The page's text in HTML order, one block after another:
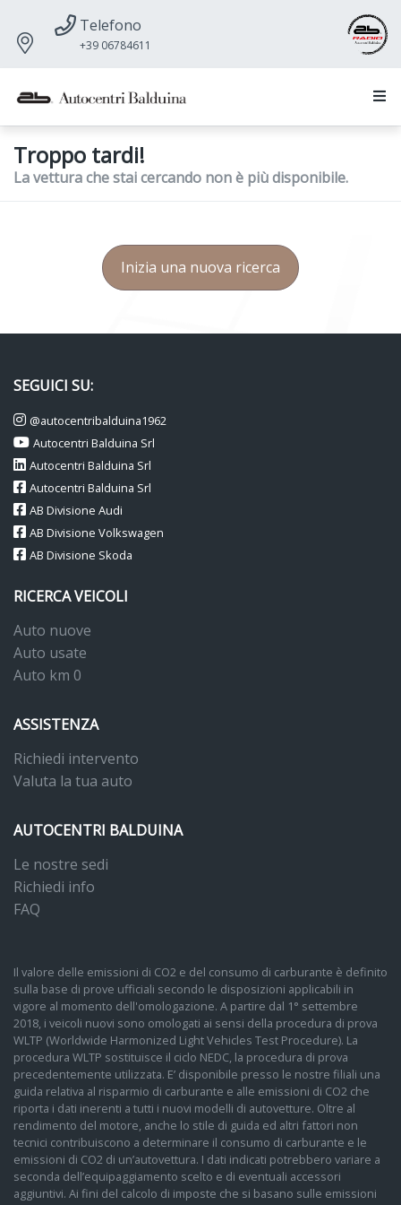
Telefono
+39 06784611
Troppo tardi!
La vettura che stai cercando non è più disponibile.
Inizia una nuova ricerca
SEGUICI SU:
@autocentribalduina1962
Autocentri Balduina Srl
Autocentri Balduina Srl
Autocentri Balduina Srl
AB Divisione Audi
AB Divisione Volkswagen
AB Divisione Skoda
RICERCA VEICOLI
Auto nuove
Auto usate
Auto km 0
ASSISTENZA
Richiedi intervento
Valuta la tua auto
AUTOCENTRI BALDUINA
Le nostre sedi
Richiedi info
FAQ
Il valore delle emissioni di CO2 e del consumo di carburante è definito
sulla base di prove ufficiali secondo le disposizioni applicabili in
vigore al momento dell'omologazione. A partire dal 1° settembre
2018, i veicoli nuovi sono omologati ai sensi della procedura di prova
WLTP (Worldwide Harmonized Light Vehicles Test Procedure). La
procedura WLTP sostituisce il ciclo NEDC, la procedura di prova
precedentemente utilizzata. E’ disponibile presso le nostre filiali una
guida relativa al risparmio di carburante e alle emissioni di CO2 che
riporta i dati inerenti a tutti i nuovi modelli di autovetture. Oltre al
rendimento del motore, anche lo stile di guida ed altri fattori non
tecnici contribuiscono a determinare il consumo di carburante e le
emissioni di CO2 di un’autovettura. I dati indicati potrebbero variare a
seconda dell’equipaggiamento scelto e di eventuali accessori
aggiuntivi. Ai fini del calcolo di imposte che si basano sulle emissioni